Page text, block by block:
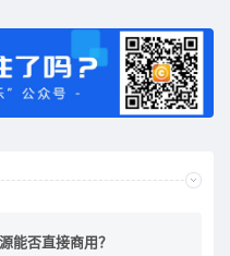
能否直接商用？